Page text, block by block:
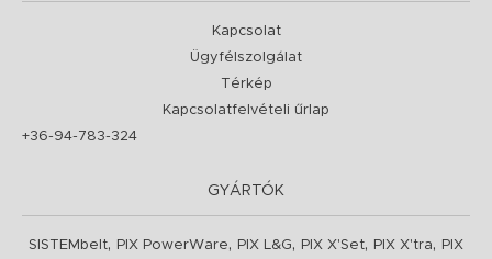
Kapcsolat
Ügyfélszolgálat
Térkép
Kapcsolatfelvételi űrlap
+36-94-783-324
GYÁRTÓK
SISTEMbelt, PIX PowerWare, PIX L&G, PIX X'Set, PIX X'tra,
PIX